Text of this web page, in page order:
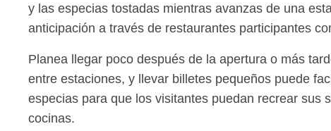
y las especias tostadas mientras avanzas de una
anticipación a través de restaurantes participantes
Planea llegar poco después de la apertura o más
entre estaciones, y llevar billetes pequeños puede
especias para que los visitantes puedan recrear sus
cocinas.